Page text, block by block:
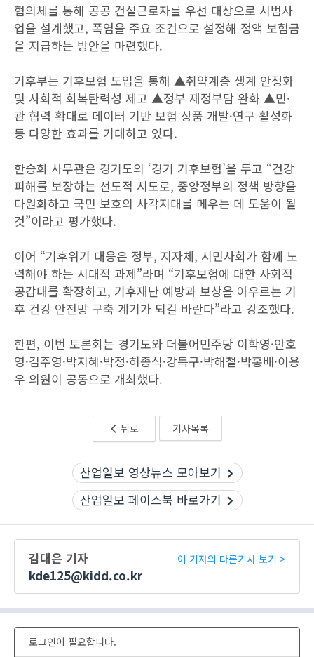
협의체를 통해 공공 건설근로자를 우선 대상으로 시범사
업을 설계했고, 폭염을 주요 조건으로 설정해 정액 보험금
을 지급하는 방안을 마련했다.
기후부는 기후보험 도입을 통해 ▲취약계층 생계 안정화
및 사회적 회복탄력성 제고 ▲정부 재정부담 완화 ▲민·
관 협력 확대로 데이터 기반 보험 상품 개발·연구 활성화
등 다양한 효과를 기대하고 있다.
한승희 사무관은 경기도의 ‘경기 기후보험’을 두고 “건강
피해를 보장하는 선도적 시도로, 중앙정부의 정책 방향을
다원화하고 국민 보호의 사각지대를 메우는 데 도움이 될
것”이라고 평가했다.
이어 “기후위기 대응은 정부, 지자체, 시민사회가 함께 노
력해야 하는 시대적 과제”라며 “기후보험에 대한 사회적
공감대를 확장하고, 기후재난 예방과 보상을 아우르는 기
후 건강 안전망 구축 계기가 되길 바란다”라고 강조했다.
한편, 이번 토론회는 경기도와 더불어민주당 이학영·안호
영·김주영·박지혜·박정·허종식·강득구·박해철·박홍배·이용
우 의원이 공동으로 개최했다.
뒤로 기사목록
산업일보 영상뉴스 모아보기
산업일보 페이스북 바로가기
김대은 기자
kde125@kidd.co.kr
이 기자의 다른기사 보기 >
로그인이 필요합니다.